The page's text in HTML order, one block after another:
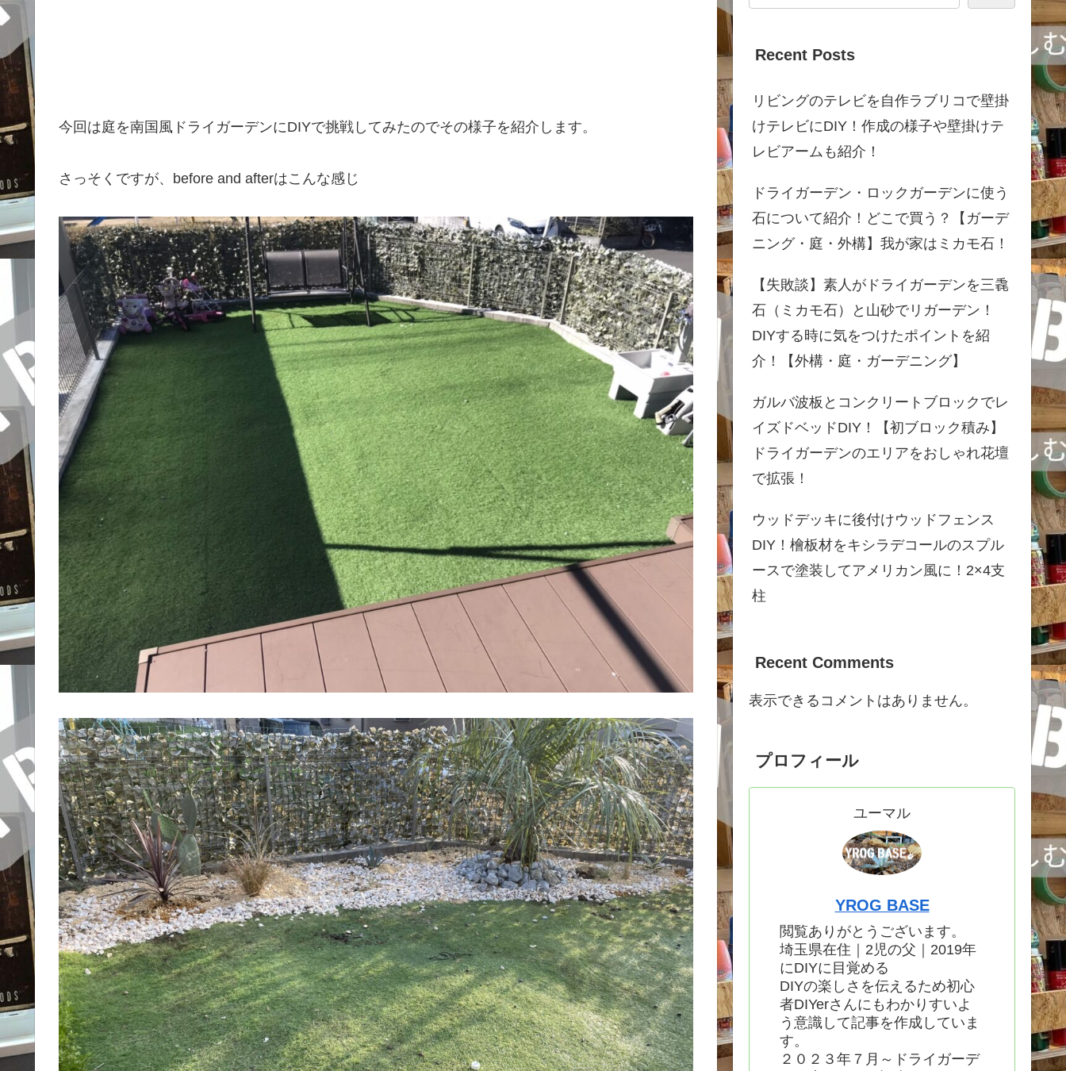
今回は庭を南国風ドライガーデンにDIYで挑戦してみたのでその様子を紹介します。
さっそくですが、before and afterはこんな感じ
Recent Posts
リビングのテレビを自作ラブリコで壁掛
けテレビにDIY！作成の様子や壁掛けテ
レビアームも紹介！
ドライガーデン・ロックガーデンに使う
石について紹介！どこで買う？【ガーデ
ニング・庭・外構】我が家はミカモ石！
【失敗談】素人がドライガーデンを三毳
石（ミカモ石）と山砂でリガーデン！
DIYする時に気をつけたポイントを紹
介！【外構・庭・ガーデニング】
ガルバ波板とコンクリートブロックでレ
イズドベッドDIY！【初ブロック積み】
ドライガーデンのエリアをおしゃれ花壇
で拡張！
ウッドデッキに後付けウッドフェンス
DIY！檜板材をキシラデコールのスプル
ースで塗装してアメリカン風に！2×4支
柱
Recent Comments
表示できるコメントはありません。
プロフィール
ユーマル
YROG BASE
閲覧ありがとうございます。
埼玉県在住｜2児の父｜2019年
にDIYに目覚める
DIYの楽しさを伝えるため初心
者DIYerさんにもわかりすいよ
う意識して記事を作成していま
す。
２０２３年７月～ドライガーデ